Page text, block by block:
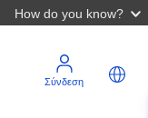
How do you know?
Σύνδεση